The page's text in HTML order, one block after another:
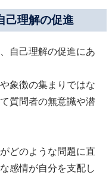
己理解の促進
自己理解の促進にあ
象徴の集まりではな
質問者の無意識や潜
どのような問題に直
感情が自分を支配し